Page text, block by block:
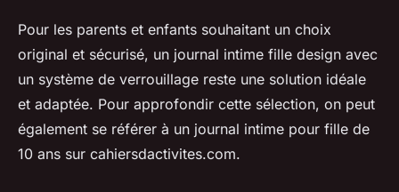
Pour les parents et enfants souhaitant un choix
original et sécurisé, un journal intime fille design avec
un système de verrouillage reste une solution idéale
et adaptée. Pour approfondir cette sélection, on peut
également se référer à un journal intime pour fille de
10 ans sur cahiersdactivites.com.